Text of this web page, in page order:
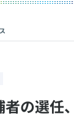
者の選任